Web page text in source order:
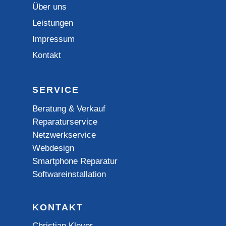
Über uns
Leistungen
Impressum
Kontakt
SERVICE
Beratung & Verkauf
Reparaturservice
Netzwerkservice
Webdesign
Smartphone Reparatur
Softwareinstallation
KONTAKT